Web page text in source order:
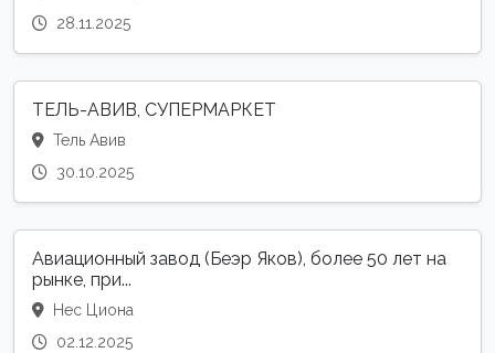
28.11.2025
ТЕЛЬ-АВИВ, СУПЕРМАРКЕТ
Тель Авив
30.10.2025
Авиационный завод (Беэр Яков), более 50 лет на
рынке, при...
Нес Циона
02.12.2025